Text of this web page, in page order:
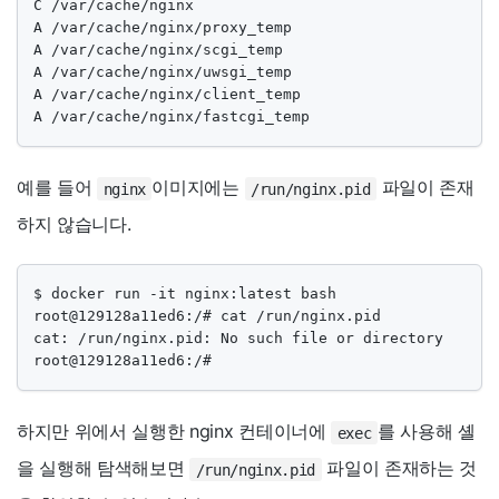
C /var/cache/nginx
A /var/cache/nginx/proxy_temp
A /var/cache/nginx/scgi_temp
A /var/cache/nginx/uwsgi_temp
A /var/cache/nginx/client_temp
A /var/cache/nginx/fastcgi_temp
예를 들어 nginx 이미지에는 /run/nginx.pid
파일이 존재
하지 않습니다.
$ docker run -it nginx:latest bash
root@129128a11ed6:/# cat /run/nginx.pid
cat: /run/nginx.pid: No such file or directory
root@129128a11ed6:/#
하지만 위에서 실행한 nginx 컨테이너에 exec 를 사용해 셸
을 실행해 탐색해보면
/run/nginx.pid
파일이 존재하는 것